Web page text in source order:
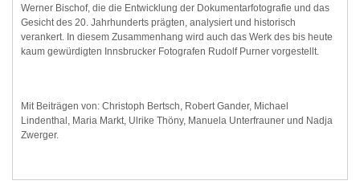
Werner Bischof, die die Entwicklung der Dokumentarfotografie und das
Gesicht des 20. Jahrhunderts prägten, analysiert und historisch
verankert. In diesem Zusammenhang wird auch das Werk des bis heute
kaum gewürdigten Innsbrucker Fotografen Rudolf Purner vorgestellt.
Mit Beiträgen von: Christoph Bertsch, Robert Gander, Michael
Lindenthal, Maria Markt, Ulrike Thöny, Manuela Unterfrauner und Nadja
Zwerger.